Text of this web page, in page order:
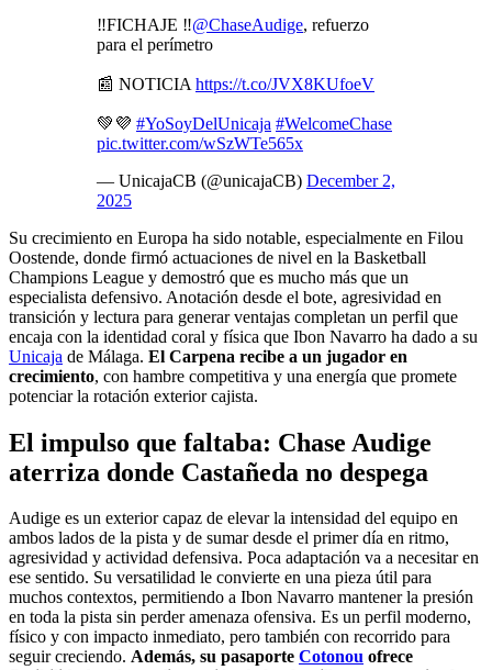
‼️FICHAJE ‼️@ChaseAudige, refuerzo
para el perímetro
📰 NOTICIA https://t.co/JVX8KUfoeV
💚💜 #YoSoyDelUnicaja #WelcomeChase
pic.twitter.com/wSzWTe565x
— UnicajaCB (@unicajaCB) December 2,
2025
Su crecimiento en Europa ha sido notable, especialmente en Filou
Oostende, donde firmó actuaciones de nivel en la Basketball
Champions League y demostró que es mucho más que un
especialista defensivo. Anotación desde el bote, agresividad en
transición y lectura para generar ventajas completan un perfil que
encaja con la identidad coral y física que Ibon Navarro ha dado a su
Unicaja de Málaga. El Carpena recibe a un jugador en
crecimiento, con hambre competitiva y una energía que promete
potenciar la rotación exterior cajista.
El impulso que faltaba: Chase Audige
aterriza donde Castañeda no despega
Audige es un exterior capaz de elevar la intensidad del equipo en
ambos lados de la pista y de sumar desde el primer día en ritmo,
agresividad y actividad defensiva. Poca adaptación va a necesitar en
ese sentido. Su versatilidad le convierte en una pieza útil para
muchos contextos, permitiendo a Ibon Navarro mantener la presión
en toda la pista sin perder amenaza ofensiva. Es un perfil moderno,
físico y con impacto inmediato, pero también con recorrido para
seguir creciendo. Además, su pasaporte Cotonou ofrece